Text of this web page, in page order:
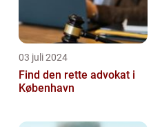
03 juli 2024
Find den rette advokat i
København